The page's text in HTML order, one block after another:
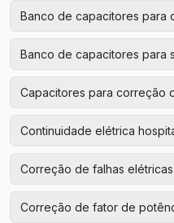
Banco de capacitores para
Banco de capacitores para
Capacitores para correção
Continuidade elétrica
Correção de falhas elétricas
Correção de fator de